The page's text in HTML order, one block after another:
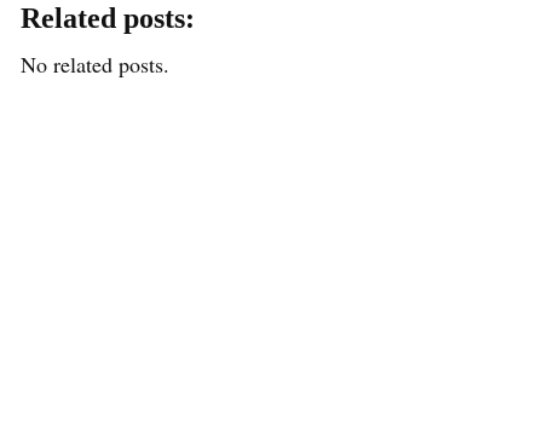
Related posts:
No related posts.